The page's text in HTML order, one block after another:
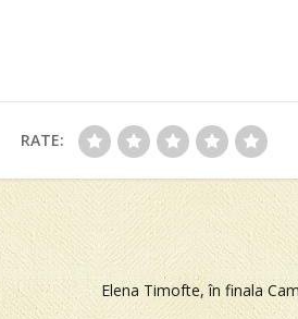
RATE:
Elena Timofte, în finala